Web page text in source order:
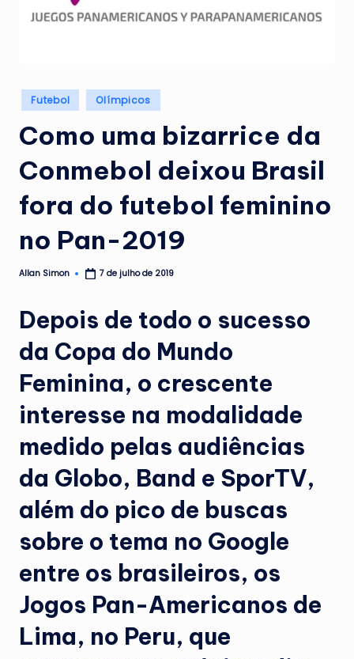
Posted
in
Futebol Olímpicos
Como uma bizarrice da
Conmebol deixou Brasil
fora do futebol feminino
no Pan-2019
Posted
Allan Simon 7 de julho de 2019
Depois de todo o sucesso
da Copa do Mundo
Feminina, o crescente
interesse na modalidade
medido pelas audiências
da Globo, Band e SporTV,
além do pico de buscas
sobre o tema no Google
entre os brasileiros, os
Jogos Pan-Americanos de
Lima, no Peru, que